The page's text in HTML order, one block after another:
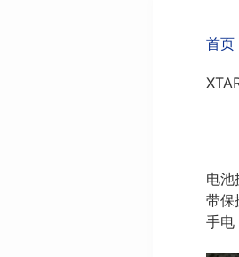
首页
电
带保
手电